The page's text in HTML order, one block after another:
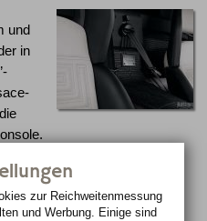
und
in
in Leder zieren die
Metallschild auf der
Zusammenarbeit
zur Reichweiten­messung
und Werbung. Einige sind